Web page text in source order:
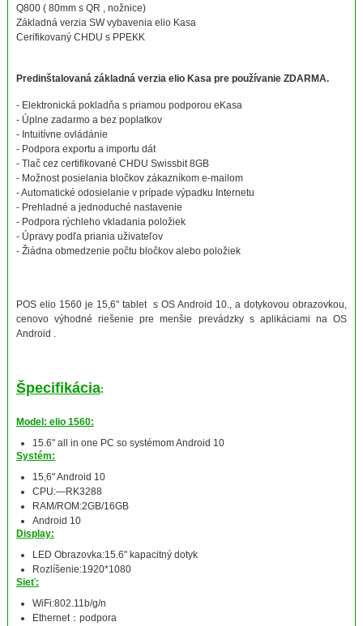
Q800 ( 80mm s QR , nožnice)
Základná verzia SW vybavenia elio Kasa
Cerifikovaný CHDU s PPEKK
Predinštalovaná základná verzia elio Kasa pre používanie ZDARMA.
- Elektronická pokladňa s priamou podporou eKasa
- Úplne zadarmo a bez poplatkov
- Intuitívne ovládánie
- Podpora exportu a importu dát
- Tlač cez certifikované CHDU Swissbit 8GB
- Možnost posielania bločkov zákazníkom e-mailom
- Automatické odosielanie v prípade výpadku Internetu
- Prehladné a jednoduché nastavenie
- Podpora rýchleho vkladania položiek
- Úpravy podľa priania uživateľov
- Žiádna obmedzenie počtu bločkov alebo položiek
POS elio 1560 je 15,6" tablet s OS Android 10., a dotykovou obrazovkou,
cenovo výhodné riešenie pre menšie prevádzky s aplikáciami na OS
Android .
Špecifikácia:
Model: elio 1560:
15.6" all in one PC so systémom Android 10
Systém:
15,6" Android 10
CPU:—RK3288
RAM/ROM:2GB/16GB
Android 10
Display:
LED Obrazovka:15.6" kapacitný dotyk
Rozlíšenie:1920*1080
Sieť:
WiFi:802.11b/g/n
Ethernet：podpora